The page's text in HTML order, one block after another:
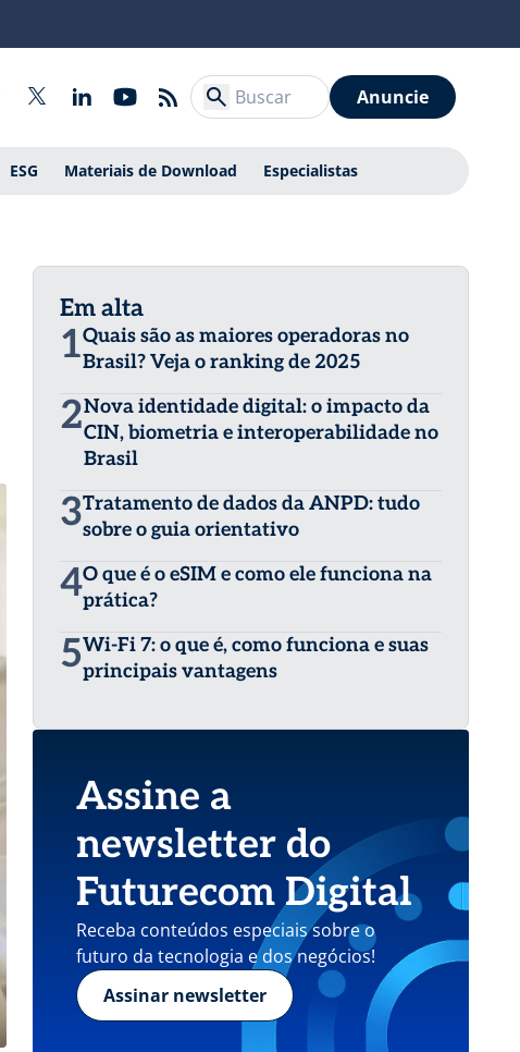
Anuncie
ESG Materiais de Download Especialistas
Em alta
1Quais são as maiores operadoras no
Brasil? Veja o ranking de 2025
2Nova identidade digital: o impacto da
CIN, biometria e interoperabilidade no
Brasil
3Tratamento de dados da ANPD: tudo
sobre o guia orientativo
4O que é o eSIM e como ele funciona na
prática?
5Wi-Fi 7: o que é, como funciona e suas
principais vantagens
Assine a
newsletter do
Futurecom Digital
Receba conteúdos especiais sobre o
futuro da tecnologia e dos negócios!
Assinar newsletter